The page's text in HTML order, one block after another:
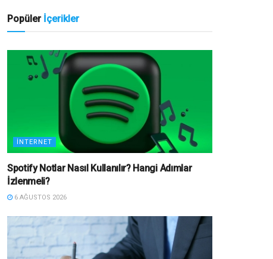
Popüler İçerikler
İNTERNET
Spotify Notlar Nasıl Kullanılır? Hangi Adımlar
İzlenmeli?
6 AĞUSTOS 2026